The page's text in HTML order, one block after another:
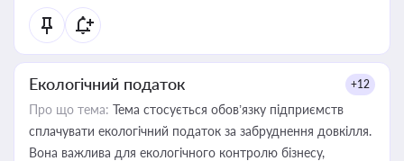
Екологічний податок +12
Про що тема: Тема стосується обов’язку підприємств
сплачувати екологічний податок за забруднення довкілля.
Вона важлива для екологічного контролю бізнесу,